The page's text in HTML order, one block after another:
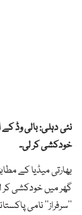
نئی دہلی: بالی وڈ
خودکشی کر لی۔
گھر میں خودکشی
’’سرفراز‘‘ نامی